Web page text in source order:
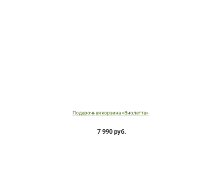
Подарочная корзина «Виолетта»
7 990 руб.